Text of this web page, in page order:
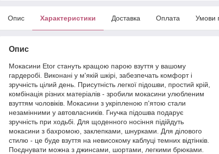
Опис Характеристики Доставка Оплата Умови
Опис
Мокасини Etor стануть кращою парою взуття у вашому
гардеробі. Виконані у м'якій шкірі, забезпечать комфорт і
зручність цілий день. Присутність легкої підошви, простий крій,
комбінація різних матеріалів - зробили мокасини улюбленим
взуттям чоловіків. Мокасини з укріпленою п'ятою стали
незамінними у автовласників. Гнучка підошва подарує
зручність при ходьбі. Для щоденного носіння підійдуть
мокасини з бахромою, заклепками, шнурками. Для ділового
стилю - це буде взуття на невисокому каблуці темних відтінків.
Поєднувати можна з джинсами, шортами, легкими брюками.